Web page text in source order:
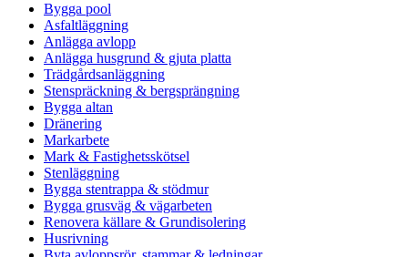
Bygga pool
Asfaltläggning
Anlägga avlopp
Anlägga husgrund & gjuta platta
Trädgårdsanläggning
Stenspräckning & bergsprängning
Bygga altan
Dränering
Markarbete
Mark & Fastighetsskötsel
Stenläggning
Bygga stentrappa & stödmur
Bygga grusväg & vägarbeten
Renovera källare & Grundisolering
Husrivning